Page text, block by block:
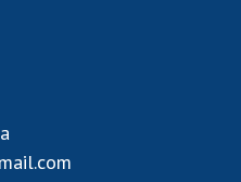
УКРАЇНИ